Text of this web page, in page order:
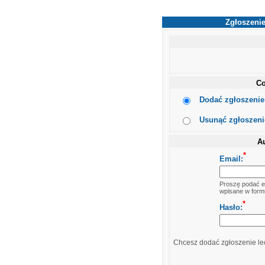
Dodać
Usunąć
Email:*
Proszę podać
wpisane w
Hasło:*
Chcesz dodać zgłoszenie